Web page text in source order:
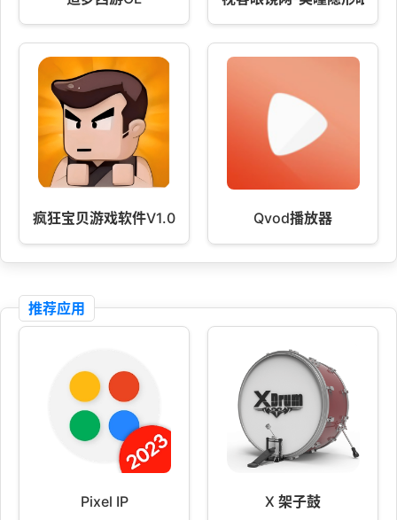
疯狂宝贝游戏软件V1.0 Qvod播放器
推荐应用
Pixel IP X 架子鼓